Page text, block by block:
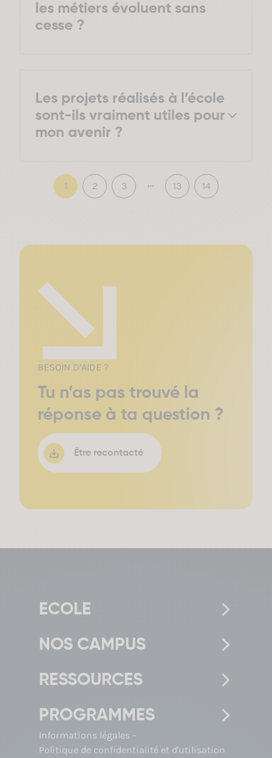
les métiers évoluent sans
cesse ?
Les projets réalisés à l’école
sont-ils vraiment utiles pour
mon avenir ?
compétence. Au Cesacom, on ne te demande
pas de rédiger un mémoire théorique ; tu
construis ton portfolio professionnel tout au
Quand tu postules en alternance ou pour ton
preuve ultime de cette valeur, c’est quand un
annonceur comme la CAF décide de diffuser
réellement les campagnes produites par les
étudiants sur ses réseaux sociaux officiels
(Instagram, TikTok). Ton travail n’est pas un
exercice, c’est une réalisation concrète.
1 2 3 … 13 14
BESOIN D’AIDE ?
Tu n’as pas trouvé la
réponse à ta question ?
Être recontacté
ECOLE
NOS CAMPUS
RESSOURCES
PROGRAMMES
Informations légales
Politique de confidentialité et d'utilisation